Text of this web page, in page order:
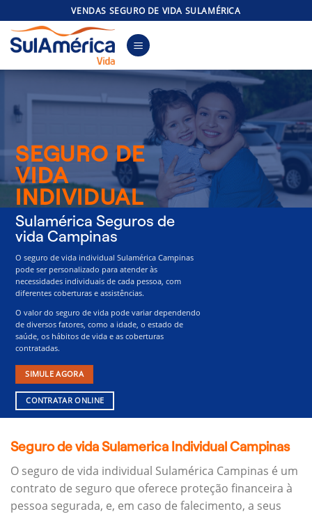
to
content
VENDAS SEGURO DE VIDA SULAMÉRICA
SEGURO DE
VIDA
INDIVIDUAL
Sulamérica Seguros de
vida Campinas
O seguro de vida individual Sulamérica Campinas
pode ser personalizado para atender às
necessidades individuais de cada pessoa, com
diferentes coberturas e assistências.
O valor do seguro de vida pode variar dependendo
de diversos fatores, como a idade, o estado de
saúde, os hábitos de vida e as coberturas
contratadas.
SIMULE AGORA
CONTRATAR ONLINE
Seguro de vida Sulamerica Individual Campinas
O seguro de vida individual Sulamérica Campinas é um
contrato de seguro que oferece proteção financeira à
pessoa segurada, e, em caso de falecimento, a seus